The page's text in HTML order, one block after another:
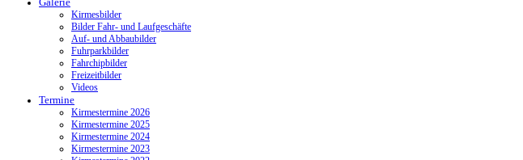
Kirmesbilder
Bilder Fahr- und Laufgeschäfte
Auf- und Abbaubilder
Fuhrparkbilder
Fahrchipbilder
Freizeitbilder
Videos
Termine
Kirmestermine 2026
Kirmestermine 2025
Kirmestermine 2024
Kirmestermine 2023